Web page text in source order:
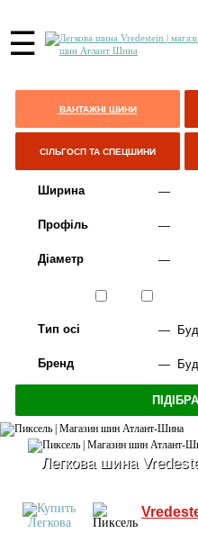
☰
ВАНТАЖНІ ШИНИ
СІЛЬГОСП ТА СПЕЦШИНИ
Ширина
Профіль
Діаметр
Тип осі
Бренд
Легкова шина